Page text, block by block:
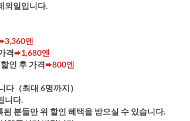
외일입니다.
엔
격➨1,680엔
인 후 가격➨800엔
다（최대 6명까지）
니다.
된 분들만 위 할인 혜택을 받으실 수 있습니다.